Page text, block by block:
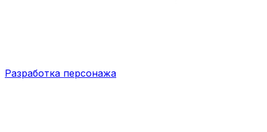
Разработка персонажа